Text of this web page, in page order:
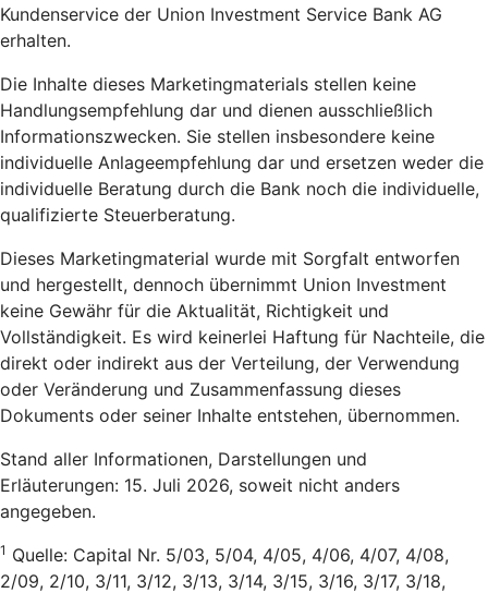
Kundenservice der Union Investment Service Bank AG
erhalten.
Die Inhalte dieses Marketingmaterials stellen keine
Handlungsempfehlung dar und dienen ausschließlich
Informationszwecken. Sie stellen insbesondere keine
individuelle Anlageempfehlung dar und ersetzen weder die
individuelle Beratung durch die Bank noch die individuelle,
qualifizierte Steuerberatung.
Dieses Marketingmaterial wurde mit Sorgfalt entworfen
und hergestellt, dennoch übernimmt Union Investment
keine Gewähr für die Aktualität, Richtigkeit und
Vollständigkeit. Es wird keinerlei Haftung für Nachteile, die
direkt oder indirekt aus der Verteilung, der Verwendung
oder Veränderung und Zusammenfassung dieses
Dokuments oder seiner Inhalte entstehen, übernommen.
Stand aller Informationen, Darstellungen und
Erläuterungen: 15. Juli 2026, soweit nicht anders
angegeben.
1 Quelle: Capital Nr. 5/03, 5/04, 4/05, 4/06, 4/07, 4/08,
2/09, 2/10, 3/11, 3/12, 3/13, 3/14, 3/15, 3/16, 3/17, 3/18,